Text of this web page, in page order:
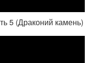
5 (Драконий камень)